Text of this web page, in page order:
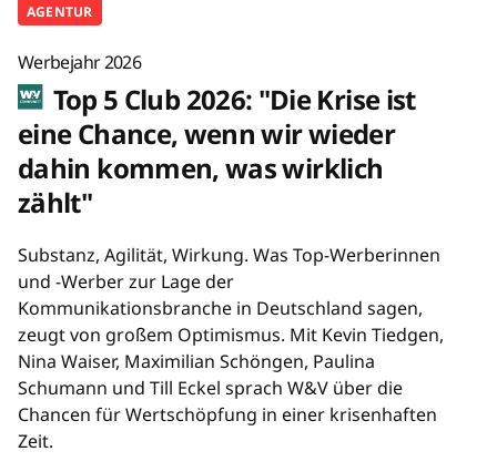
AGENTUR
Werbejahr 2026
Top 5 Club 2026: "Die Krise ist
eine Chance, wenn wir wieder
dahin kommen, was wirklich
zählt"
Substanz, Agilität, Wirkung. Was Top-Werberinnen
und -Werber zur Lage der
Kommunikationsbranche in Deutschland sagen,
zeugt von großem Optimismus. Mit Kevin Tiedgen,
Nina Waiser, Maximilian Schöngen, Paulina
Schumann und Till Eckel sprach W&V über die
Chancen für Wertschöpfung in einer krisenhaften
Zeit.